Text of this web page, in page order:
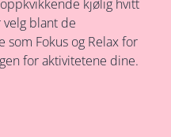
kjølig hvitt
blant de
Fokus og Relax for
for aktivitetene dine.